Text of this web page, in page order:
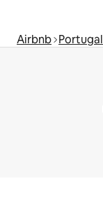
Airbnb Portugal